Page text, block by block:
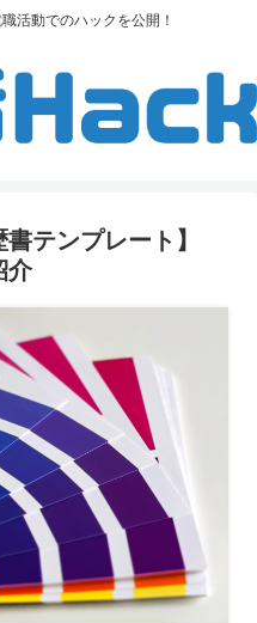
活動でのハックを公開！
テンプレート】
介